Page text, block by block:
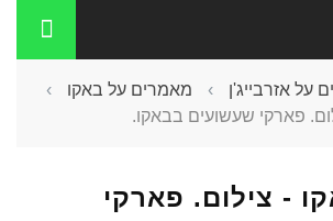
על אזרבייג'ן › מאמרים על באקו
›
פארקי שעשועים בבאקו.
- צילום. פארקי